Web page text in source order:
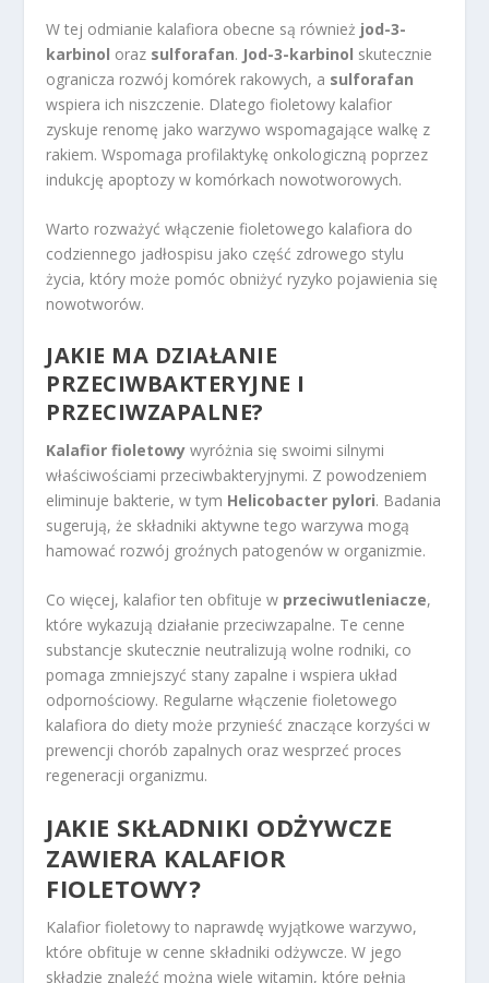
W tej odmianie kalafiora obecne są również jod-3-
karbinol oraz sulforafan. Jod-3-karbinol skutecznie
ogranicza rozwój komórek rakowych, a sulforafan
wspiera ich niszczenie. Dlatego fioletowy kalafior
zyskuje renomę jako warzywo wspomagające walkę z
rakiem. Wspomaga profilaktykę onkologiczną poprzez
indukcję apoptozy w komórkach nowotworowych.
Warto rozważyć włączenie fioletowego kalafiora do
codziennego jadłospisu jako część zdrowego stylu
życia, który może pomóc obniżyć ryzyko pojawienia się
nowotworów.
JAKIE MA DZIAŁANIE
PRZECIWBAKTERYJNE I
PRZECIWZAPALNE?
Kalafior fioletowy wyróżnia się swoimi silnymi
właściwościami przeciwbakteryjnymi. Z powodzeniem
eliminuje bakterie, w tym Helicobacter pylori. Badania
sugerują, że składniki aktywne tego warzywa mogą
hamować rozwój groźnych patogenów w organizmie.
Co więcej, kalafior ten obfituje w przeciwutleniacze,
które wykazują działanie przeciwzapalne. Te cenne
substancje skutecznie neutralizują wolne rodniki, co
pomaga zmniejszyć stany zapalne i wspiera układ
odpornościowy. Regularne włączenie fioletowego
kalafiora do diety może przynieść znaczące korzyści w
prewencji chorób zapalnych oraz wesprzeć proces
regeneracji organizmu.
JAKIE SKŁADNIKI ODŻYWCZE
ZAWIERA KALAFIOR
FIOLETOWY?
Kalafior fioletowy to naprawdę wyjątkowe warzywo,
które obfituje w cenne składniki odżywcze. W jego
składzie znaleźć można wiele witamin, które pełnią